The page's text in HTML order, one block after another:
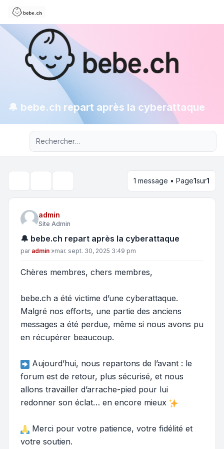
🔔 bebe.ch repart après la cyberattaque
Recherche avancée
1 message • Page1sur1
admin
Site Admin
🔔 bebe.ch repart après la cyberattaque
Message
par admin »mar. sept. 30, 2025 3:49 pm
Chères membres, chers membres,
bebe.ch a été victime d’une cyberattaque.
Malgré nos efforts, une partie des anciens
messages a été perdue, même si nous avons pu
en récupérer beaucoup.
Aujourd’hui, nous repartons de l’avant : le
forum est de retour, plus sécurisé, et nous
allons travailler d’arrache-pied pour lui
redonner son éclat… en encore mieux
Merci pour votre patience, votre fidélité et
votre soutien.